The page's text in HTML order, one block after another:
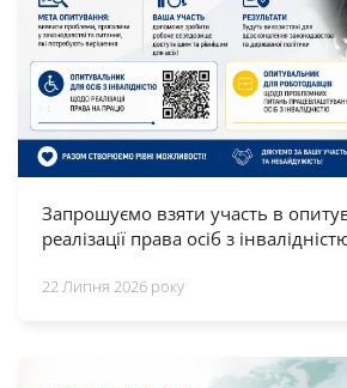
Запрошуємо взяти участь в
реалізації права осіб з
22 Липня 2026 року